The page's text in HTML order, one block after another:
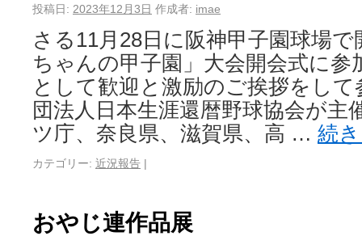
投稿日: 2023年12月3日 作成者: imae
さる11月28日に阪神甲子園球場
ちゃんの甲子園」大会開会式に参
として歓迎と激励のご挨拶をし
団法人日本生涯還暦野球協会が主
ツ庁、奈良県、滋賀県、高 … 続
カテゴリー: 近況報告 |
おやじ連作品展